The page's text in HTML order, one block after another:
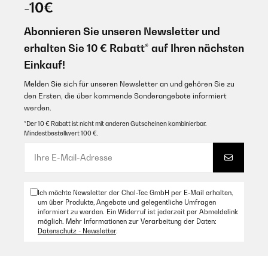
He tenido varios aires acondicionados este es mi tercero y debo
decir con honestidad que es el mejor es muy eficiente pontente y
pequeña lo uso en su pontencia al mínimo con excelente
resultado al usarlo en espacios más grandes al máximo de su
pontencia obviamente hace más ruido como todos los equipos
de este tipo pero el confort y frescura obtenidos hace que valga
la pena 10/10
Amazon Benutzer – Bewertung durch Chal-Tec GmbH nicht
eigenständig überprüft
-10€
Abonnieren Sie unseren Newsletter und
erhalten Sie 10 € Rabatt* auf Ihren nächsten
Einkauf!
Melden Sie sich für unseren Newsletter an und gehören Sie zu
den Ersten, die über kommende Sonderangebote informiert
werden.
*Der 10 € Rabatt ist nicht mit anderen Gutscheinen kombinierbar.
Mindestbestellwert 100 €.
Ich möchte Newsletter der Chal-Tec GmbH per E-Mail erhalten,
um über Produkte, Angebote und gelegentliche Umfragen
informiert zu werden. Ein Widerruf ist jederzeit per Abmeldelink
möglich. Mehr Informationen zur Verarbeitung der Daten:
Datenschutz - Newsletter.